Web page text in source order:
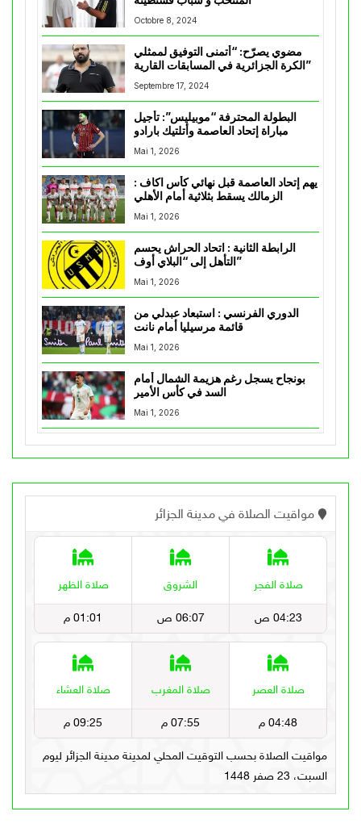
Octobre 8, 2024
مضوي يصرّح: “أتمنى التوفيق لممثلي
الكرة الجزائرية في المسابقات القارية”
Septembre 17, 2024
البطولة المحترفة “موبيليس”: تأجيل
مباراة إتحاد العاصمة وأتلتيك بارادو
Mai 1, 2026
يهم إتحاد العاصمة قبل نهائي كأس اكاف :
Mai 1, 2026
الرابطة الثانية : اتحاد الحراش يحسم
التأهل إلى “البلاي أوف”
Mai 1, 2026
الدوري الفرنسي : استبعاد عبدلي من
قائمة مرسيليا أمام نانت
Mai 1, 2026
بونجاح يسجل رغم هزيمة الشمال أمام
السد في كأس الأمير
Mai 1, 2026